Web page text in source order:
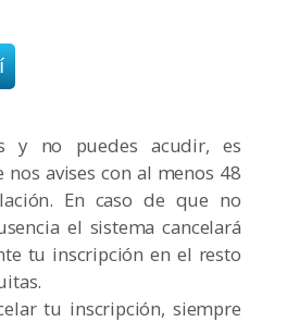
y no puedes acudir, es
avises con al menos 48
En caso de que no
el sistema cancelará
tu inscripción en el resto
tu inscripción, siempre